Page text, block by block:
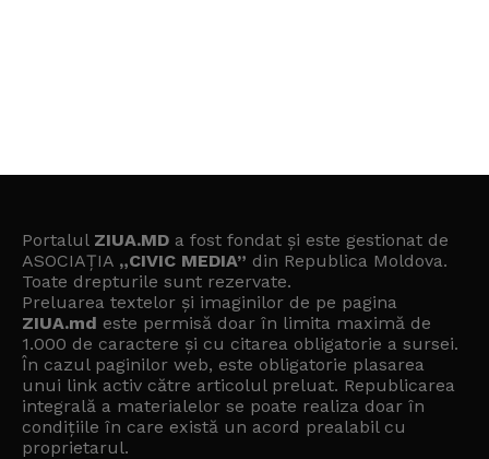
Portalul ZIUA.MD a fost fondat și este gestionat de
ASOCIAȚIA „CIVIC MEDIA” din Republica Moldova.
Toate drepturile sunt rezervate.
Preluarea textelor și imaginilor de pe pagina
ZIUA.md este permisă doar în limita maximă de
1.000 de caractere și cu citarea obligatorie a sursei.
În cazul paginilor web, este obligatorie plasarea
unui link activ către articolul preluat. Republicarea
integrală a materialelor se poate realiza doar în
condițiile în care există un acord prealabil cu
proprietarul.